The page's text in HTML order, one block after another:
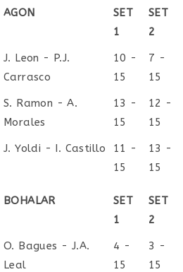
AGON
SET
1
SET
2
J. Leon - P.J.
Carrasco
10 -
15
7 -
15
S. Ramon - A.
Morales
13 -
15
12 -
15
J. Yoldi - I. Castillo
11 -
15
13 -
15
BOHALAR
SET
1
SET
2
O. Bagues - J.A.
Leal
4 -
15
3 -
15